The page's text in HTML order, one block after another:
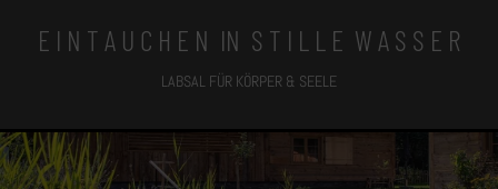
E I N T A U C H E N IN S T I L L E W A S S E R
LABSAL FÜR KÖRPER & SEELE